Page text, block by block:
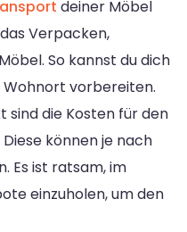
deiner Möbel
Verpacken,
So kannst du dich
vorbereiten.
sind die Kosten für den
können je nach
Es ist ratsam, im
einzuholen, um den